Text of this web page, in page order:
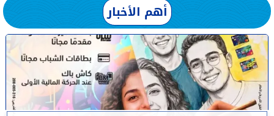
أهم الأخبار